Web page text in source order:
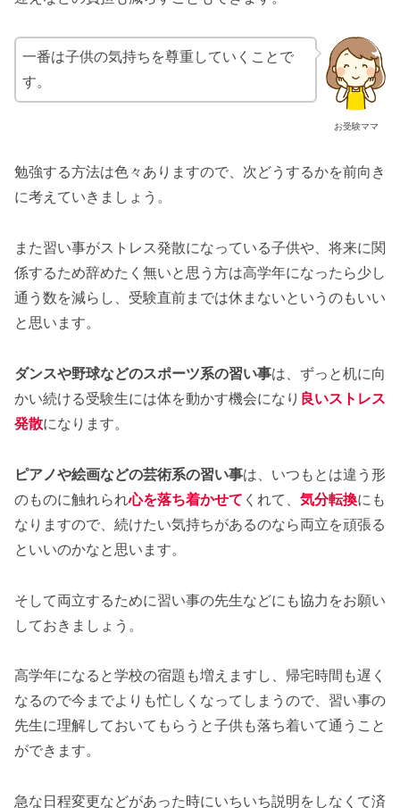
お受験ママ
一番は子供の気持ちを尊重していくことで
す。
勉強する方法は色々ありますので、次どうするかを前向き
に考えていきましょう。
また習い事がストレス発散になっている子供や、将来に関
係するため辞めたく無いと思う方は高学年になったら少し
通う数を減らし、受験直前までは休まないというのもいい
と思います。
ダンスや野球などのスポーツ系の習い事は、ずっと机に向
かい続ける受験生には体を動かす機会になり 良いストレス
発散になります。
ピアノや絵画などの芸術系の習い事は、いつもとは違う形
のものに触れられ心を落ち着かせて くれて、 気分転換にも
なりますので、続けたい気持ちがあるのなら両立を頑張る
といいのかなと思います。
そして両立するために習い事の先生などにも協力をお願い
しておきましょう。
高学年になると学校の宿題も増えますし、帰宅時間も遅く
なるので今までよりも忙しくなってしまうので、習い事の
先生に理解しておいてもらうと子供も落ち着いて通うこと
ができます。
急な日程変更などがあった時にいちいち説明をしなくて済